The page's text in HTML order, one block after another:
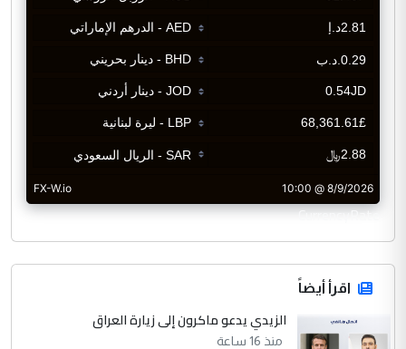
CurrencyRate
اقرأ أيضاً
الزيدي يدعو ماكرون إلى زيارة العراق
منذ 16 ساعة